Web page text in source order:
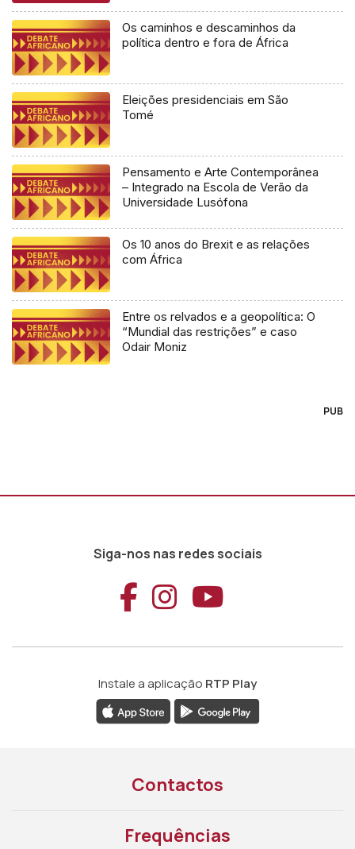
Os caminhos e descaminhos da
política dentro e fora de África
Eleições presidenciais em São
Tomé
Pensamento e Arte Contemporânea
– Integrado na Escola de Verão da
Universidade Lusófona
Os 10 anos do Brexit e as relações
com África
Entre os relvados e a geopolítica: O
“Mundial das restrições” e caso
Odair Moniz
PUB
Siga-nos nas redes sociais
Aceder ao
Aceder ao
Aceder
Instale a aplicação RTP Play
Contactos
Frequências